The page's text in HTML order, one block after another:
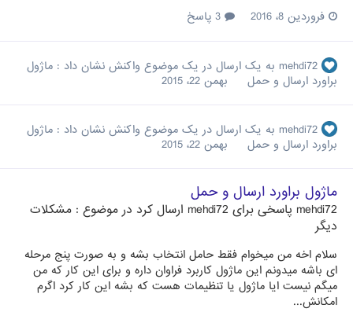
فروردین 8، 2016
mehdi72 به یک ارسال در یک موضوع واکنش نشان داد : ماژول
براورد ارسال و حمل
بهمن 22، 2015
mehdi72 به یک ارسال در یک موضوع واکنش نشان داد : ماژول
براورد ارسال و حمل
بهمن 22، 2015
ماژول براورد ارسال و حمل
mehdi72 پاسخی برای mehdi72 ارسال کرد در موضوع : مشکلات
دیگر
سلام اخه من میخوام فقط حامل انتخاب بشه و به صورت پنج مرحله
ای باشه میدونم این ماژول کاربرد فراوان داره و برای این کار که من
میگم نیست ایا ماژول یا تنظیمات هست که بشه این کار کرد اگرم
امکانش...